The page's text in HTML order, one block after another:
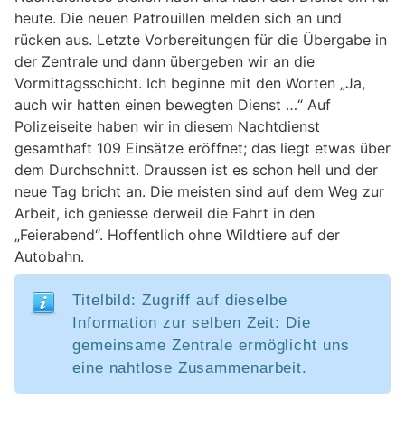
heute. Die neuen Patrouillen melden sich an und
rücken aus. Letzte Vorbereitungen für die Übergabe in
der Zentrale und dann übergeben wir an die
Vormittagsschicht. Ich beginne mit den Worten „Ja,
auch wir hatten einen bewegten Dienst …“ Auf
Polizeiseite haben wir in diesem Nachtdienst
gesamthaft 109 Einsätze eröffnet; das liegt etwas über
dem Durchschnitt. Draussen ist es schon hell und der
neue Tag bricht an. Die meisten sind auf dem Weg zur
Arbeit, ich geniesse derweil die Fahrt in den
„Feierabend“. Hoffentlich ohne Wildtiere auf der
Autobahn.
Titelbild: Zugriff auf dieselbe
Information zur selben Zeit: Die
gemeinsame Zentrale ermöglicht uns
eine nahtlose Zusammenarbeit.